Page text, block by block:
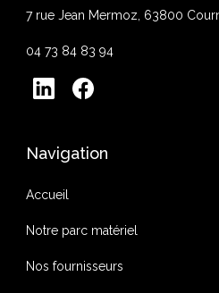
7 rue Jean Mermoz, 63800
04 73 84 83 94
Navigation
Accueil
Notre parc matériel
Nos fournisseurs